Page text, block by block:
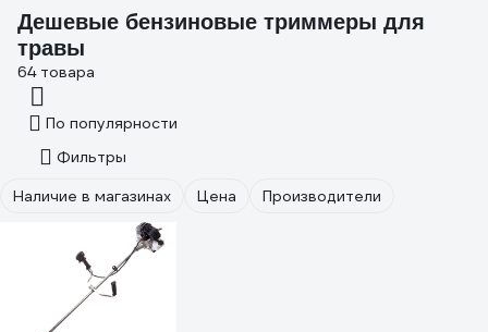
Дешевые бензиновые триммеры для
травы
64 товара
По популярности
Фильтры
Наличие в магазинах
Цена Производители